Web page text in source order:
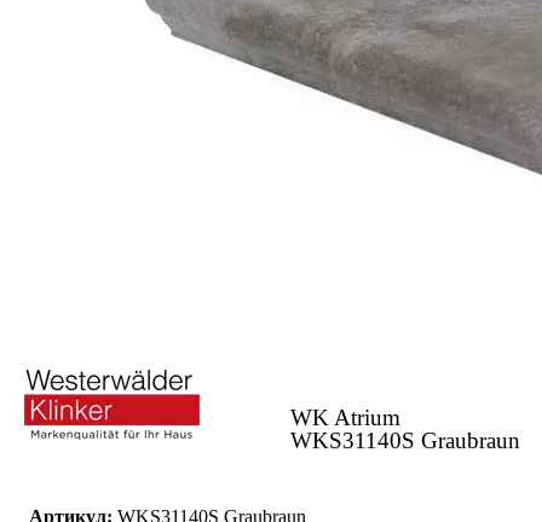
WK Atrium
WKS31140S Graubraun
Артикул: WKS31140S Graubraun